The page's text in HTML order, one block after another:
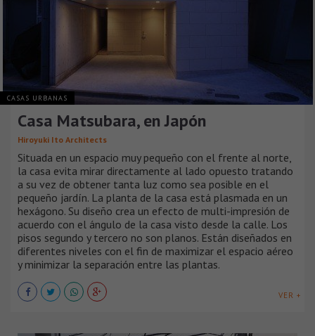
CASAS URBANAS
Casa Matsubara, en Japón
Hiroyuki Ito Architects
Situada en un espacio muy pequeño con el frente al norte,
la casa evita mirar directamente al lado opuesto tratando
a su vez de obtener tanta luz como sea posible en el
pequeño jardín. La planta de la casa está plasmada en un
hexágono. Su diseño crea un efecto de multi-impresión de
acuerdo con el ángulo de la casa visto desde la calle. Los
pisos segundo y tercero no son planos. Están diseñados en
diferentes niveles con el fin de maximizar el espacio aéreo
y minimizar la separación entre las plantas.
VER +